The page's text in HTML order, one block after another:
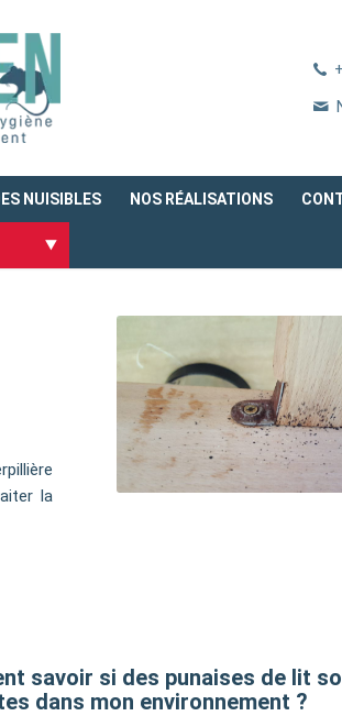
NUISIBLES NOS RÉALISATIONS
la
savoir si des punaises de lit
dans mon environnement ?